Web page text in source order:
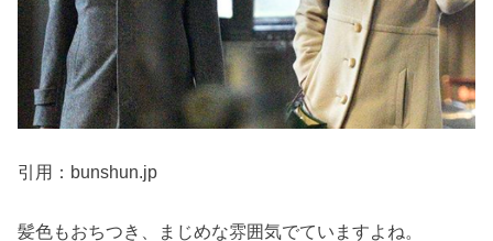
引用：bunshun.jp
髪色もおちつき、まじめな雰囲気でていますよね。